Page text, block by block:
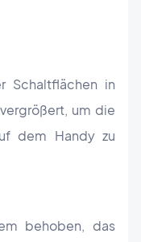
Schaltflächen in
um die
dem Handy zu
behoben, das